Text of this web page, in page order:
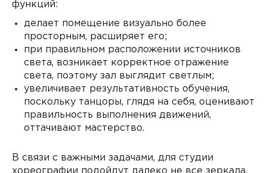
функций:
делает помещение визуально более
просторным, расширяет его;
при правильном расположении источников
света, возникает корректное отражение
света, поэтому зал выглядит светлым;
увеличивает результативность обучения,
поскольку танцоры, глядя на себя, оценивают
правильность выполнения движений,
оттачивают мастерство.
В связи с важными задачами, для студии
хореографии подойдут далеко не все зеркала.